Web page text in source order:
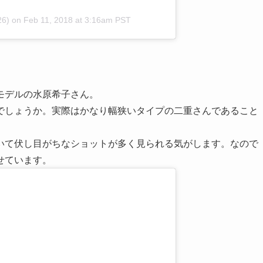
on Feb 11, 2018 at 3:16am PST
ルの水原希子さん。
ょうか。実際はかなり幅狭いタイプの二重さんであること
伏し目がちなショットが多く見られる気がします。なので
います。